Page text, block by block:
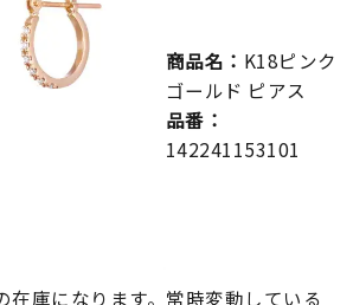
在庫ありのみ すべて表示
商品名： K18ピンク
ゴールド ピアス
品番：
142241153101
在庫になります。常時変動している